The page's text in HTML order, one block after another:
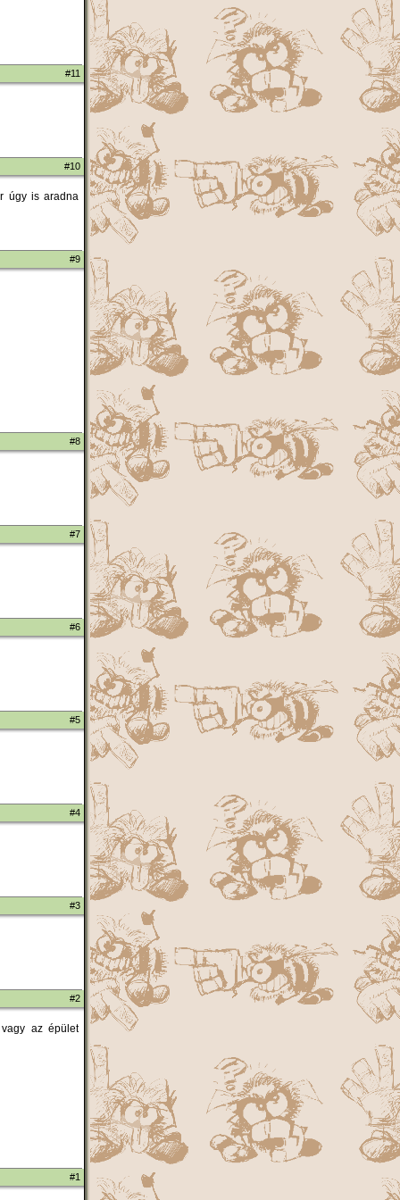
#11
#10
úgy is aradna
#9
#8
#7
#6
#5
#4
#3
#2
az épület
#1